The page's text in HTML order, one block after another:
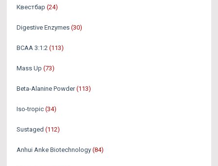
Квестбар (24)
Digestive Enzymes (30)
BCAA 3:1:2 (113)
Mass Up (73)
Beta-Alanine Powder (113)
Iso-tropic (34)
Sustaged (112)
Anhui Anke Biotechnology (84)